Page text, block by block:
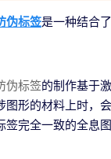
伪标签是一种结合
伪标签的制作基于
图形的材料上时，
完全一致的全息图